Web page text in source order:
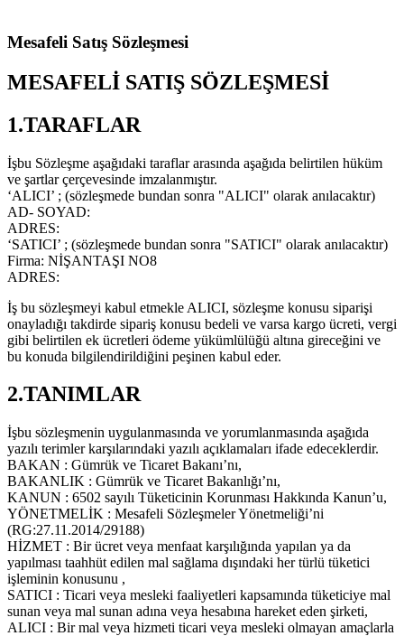
Mesafeli Satış Sözleşmesi
MESAFELİ SATIŞ SÖZLEŞMESİ
1.TARAFLAR
İşbu Sözleşme aşağıdaki taraflar arasında aşağıda belirtilen hüküm
ve şartlar çerçevesinde imzalanmıştır.
‘ALICI’ ; (sözleşmede bundan sonra "ALICI" olarak anılacaktır)
AD- SOYAD:
ADRES:
‘SATICI’ ; (sözleşmede bundan sonra "SATICI" olarak anılacaktır)
Firma: NİŞANTAŞI NO8
ADRES:
İş bu sözleşmeyi kabul etmekle ALICI, sözleşme konusu siparişi
onayladığı takdirde sipariş konusu bedeli ve varsa kargo ücreti, vergi
gibi belirtilen ek ücretleri ödeme yükümlülüğü altına gireceğini ve
bu konuda bilgilendirildiğini peşinen kabul eder.
2.TANIMLAR
İşbu sözleşmenin uygulanmasında ve yorumlanmasında aşağıda
yazılı terimler karşılarındaki yazılı açıklamaları ifade edeceklerdir.
BAKAN : Gümrük ve Ticaret Bakanı’nı,
BAKANLIK : Gümrük ve Ticaret Bakanlığı’nı,
KANUN : 6502 sayılı Tüketicinin Korunması Hakkında Kanun’u,
YÖNETMELİK : Mesafeli Sözleşmeler Yönetmeliği’ni
(RG:27.11.2014/29188)
HİZMET : Bir ücret veya menfaat karşılığında yapılan ya da
yapılması taahhüt edilen mal sağlama dışındaki her türlü tüketici
işleminin konusunu ,
SATICI : Ticari veya mesleki faaliyetleri kapsamında tüketiciye mal
sunan veya mal sunan adına veya hesabına hareket eden şirketi,
ALICI : Bir mal veya hizmeti ticari veya mesleki olmayan amaçlarla